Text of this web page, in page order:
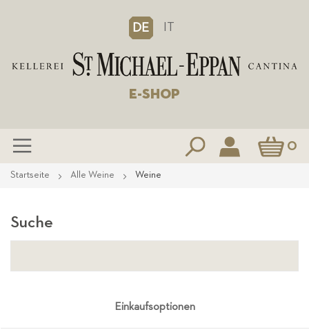
DE IT
E-SHOP
Mein 0
Zum
Startseite Alle Weine Weine
Suche
Einkaufsoptionen